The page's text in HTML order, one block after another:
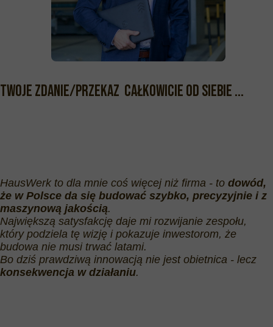
Twoje zdanie/przekaz całkowicie od siebie ...
HausWerk to dla mnie coś więcej niż firma - to dowód,
że w Polsce da się budować szybko, precyzyjnie i z
maszynową jakością.
Największą satysfakcję daje mi rozwijanie zespołu,
który podziela tę wizję i pokazuje inwestorom, że
budowa nie musi trwać latami.
Bo dziś prawdziwą innowacją nie jest obietnica - lecz
konsekwencja w działaniu.